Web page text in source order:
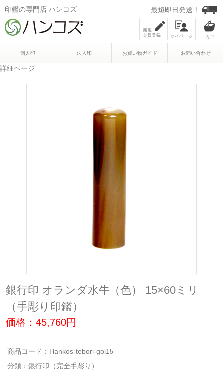
印鑑の専門店 ハンコズ 最短即日発送！
新規
会員登録
マイページ
個人印 法人印 お買い物ガイド お問い合わせ
詳細ページ
銀行印 オランダ水牛（色） 15×60ミリ
（手彫り印鑑）
価格：45,760円
商品コード：Hankos-tebori-goi15
分類： 銀行印（完全手彫り）